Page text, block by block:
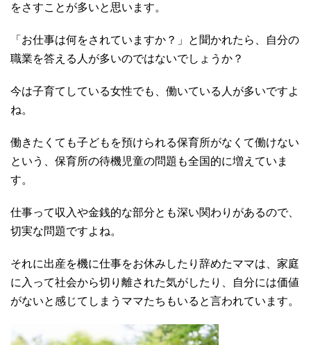
をさすことが多いと思います。
「お仕事は何をされていますか？」と聞かれたら、自分の
職業を答える人が多いのではないでしょうか？
今は子育てしている女性でも、働いている人が多いですよ
ね。
働きたくても子どもを預けられる保育所がなくて働けない
という、保育所の待機児童の問題も全国的に増えていま
す。
仕事って収入や金銭的な部分とも深い関わりがあるので、
切実な問題ですよね。
それに出産を機に仕事をお休みしたり辞めたママは、家庭
に入って社会から切り離された気がしたり、自分には価値
がないと感じてしまうママたちもいると言われています。